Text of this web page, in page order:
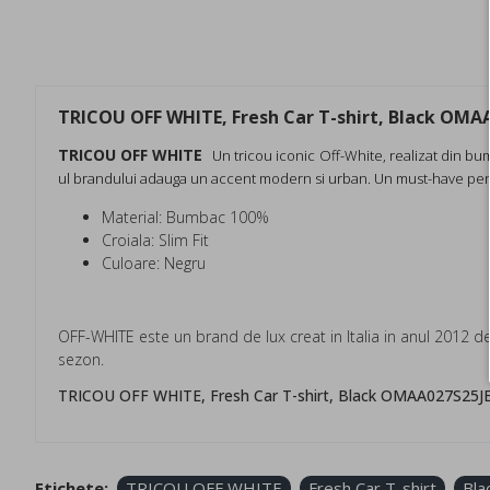
TRICOU OFF WHITE, Fresh Car T-shirt, Black
TRICOU OFF WHITE
Un tricou iconic Off-White, realizat din
ul brandului adauga un accent modern si urban. Un must-have
Material: Bumbac 100%
Croiala: Slim Fit
Culoare: Negru
OFF-WHITE este un brand de lux creat in Italia in anul 2012
sezon.
TRICOU OFF WHITE, Fresh Car T-shirt, Black